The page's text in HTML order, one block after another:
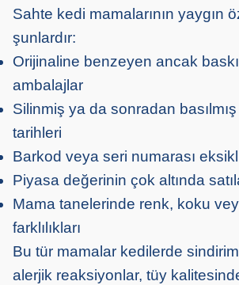
Sahte kedi mamalarının yaygın
şunlardır:
Orijinaline benzeyen ancak
ambalajlar
Silinmiş ya da sonradan
tarihleri
Barkod veya seri numarası
Piyasa değerinin çok altında
Mama tanelerinde renk, koku
farklılıkları
Bu tür mamalar kedilerde
alerjik reaksiyonlar, tüy